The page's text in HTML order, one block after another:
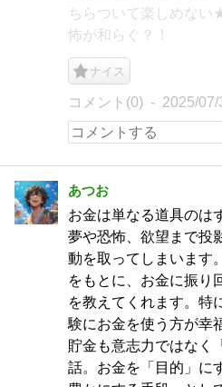
ちらついて楽しめな
怖が和らぐ？！
ナイス
コメント(0) 2025/07/
あつお
お金は単なる道具のは
夢や恐怖、欲望まで投
動を取ってしまいます
をもとに、お金に振り
を教えてくれます。特
験にお金を使う方が幸
貯金も意志力ではなく
話。お金を「目的」に